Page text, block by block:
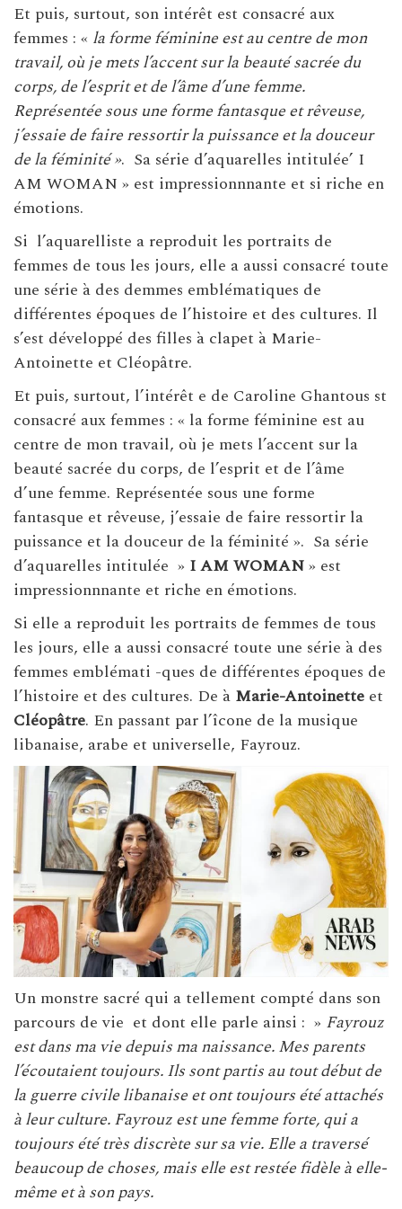
Et puis, surtout, son intérêt est consacré aux
femmes : « la forme féminine est au centre de mon
travail, où je mets l’accent sur la beauté sacrée du
corps, de l’esprit et de l’âme d’une femme.
Représentée sous une forme fantasque et rêveuse,
j’essaie de faire ressortir la puissance et la douceur
de la féminité ». Sa série d’aquarelles intitulée’ I
AM WOMAN » est impressionnnante et si riche en
émotions.
Si l’aquarelliste a reproduit les portraits de
femmes de tous les jours, elle a aussi consacré toute
une série à des demmes emblématiques de
différentes époques de l’histoire et des cultures. Il
s’est développé des filles à clapet à Marie-
Antoinette et Cléopâtre.
Et puis, surtout, l’intérêt e de Caroline Ghantous st
consacré aux femmes : « la forme féminine est au
centre de mon travail, où je mets l’accent sur la
beauté sacrée du corps, de l’esprit et de l’âme
d’une femme. Représentée sous une forme
fantasque et rêveuse, j’essaie de faire ressortir la
puissance et la douceur de la féminité ». Sa série
d’aquarelles intitulée » I AM WOMAN» est
impressionnnante et riche en émotions.
Si elle a reproduit les portraits de femmes de tous
les jours, elle a aussi consacré toute une série à des
femmes emblémati -ques de différentes époques de
l’histoire et des cultures. De à Marie-Antoinette et
Cléopâtre. En passant par l’îcone de la musique
libanaise, arabe et universelle, Fayrouz.
Un monstre sacré qui a tellement compté dans son
parcours de vie et dont elle parle ainsi : » Fayrouz
est dans ma vie depuis ma naissance. Mes parents
l’écoutaient toujours. Ils sont partis au tout début de
la guerre civile libanaise et ont toujours été attachés
à leur culture. Fayrouz est une femme forte, qui a
toujours été très discrète sur sa vie. Elle a traversé
beaucoup de choses, mais elle est restée fidèle à elle-
même et à son pays.